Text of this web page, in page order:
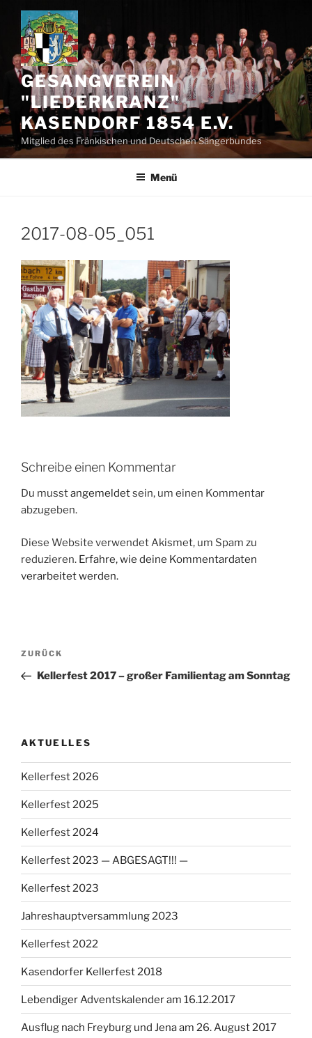
Zum
Inhalt
springen
GESANGVEREIN
"LIEDERKRANZ"
KASENDORF 1854 E.V.
Mitglied des Fränkischen und Deutschen Sängerbundes
Menü
2017-08-05_051
Schreibe einen Kommentar
Du musstangemeldetsein, um einen Kommentar
abzugeben.
Diese Website verwendet Akismet, um Spam zu
reduzieren. Erfahre, wie deine Kommentardaten
verarbeitet werden.
Beitragsnavigation
Vorheriger
Beitrag
ZURÜCK
Kellerfest 2017 – großer Familientag am Sonntag
AKTUELLES
Kellerfest 2026
Kellerfest 2025
Kellerfest 2024
Kellerfest 2023 — ABGESAGT!!! —
Kellerfest 2023
Jahreshauptversammlung 2023
Kellerfest 2022
Kasendorfer Kellerfest 2018
Lebendiger Adventskalender am 16.12.2017
Ausflug nach Freyburg und Jena am 26. August 2017